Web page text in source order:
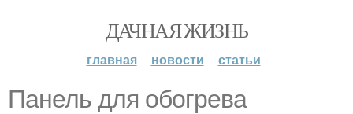
ДАЧНАЯ ЖИЗНЬ
главная новости статьи
Панель для обогрева